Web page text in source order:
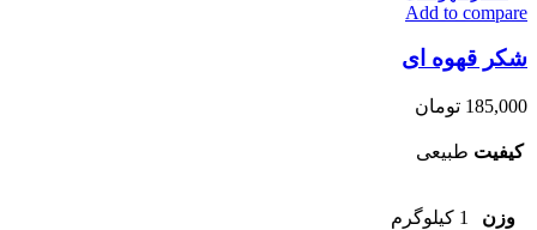
Add to compare
شکر قهوه ای
185,000 تومان
کیفیت طبیعی
وزن 1 کیلوگرم